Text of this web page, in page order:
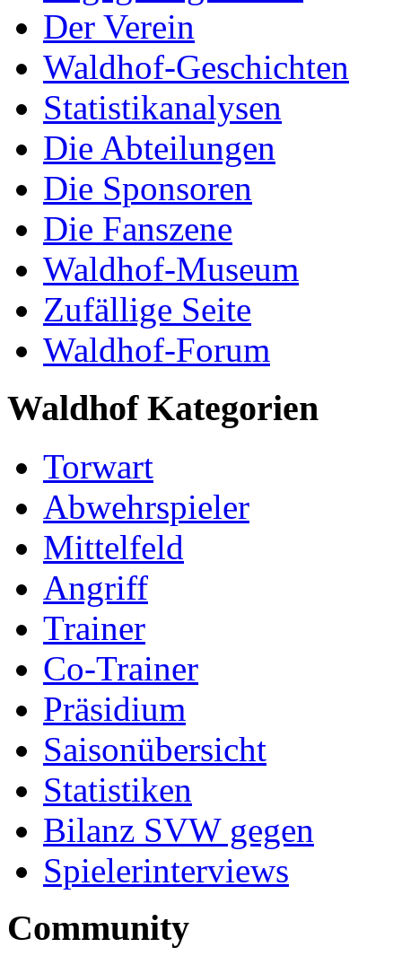
Der Verein
Waldhof-Geschichten
Statistikanalysen
Die Abteilungen
Die Sponsoren
Die Fanszene
Waldhof-Museum
Zufällige Seite
Waldhof-Forum
Waldhof Kategorien
Torwart
Abwehrspieler
Mittelfeld
Angriff
Trainer
Co-Trainer
Präsidium
Saisonübersicht
Statistiken
Bilanz SVW gegen
Spielerinterviews
Community